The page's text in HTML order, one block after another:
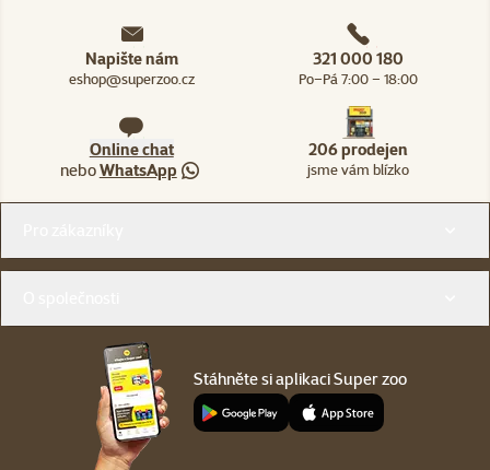
Napište nám
eshop@superzoo.cz
321 000 180
Po–Pá 7:00 – 18:00
Online chat
neboWhatsApp
206 prodejen
jsme vám blízko
Stáhněte si aplikaci Super zoo